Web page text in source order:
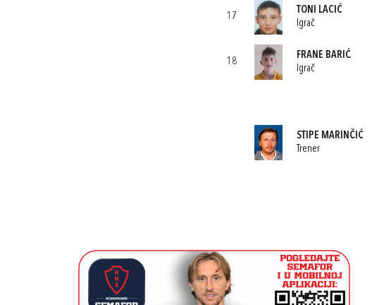
17
TONI LACIĆ
Igrač
18
FRANE BARIĆ
Igrač
STIPE MARINČIĆ
Trener